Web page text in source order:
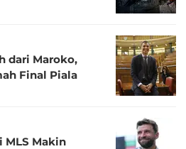
dari Maroko,
Final Piala
MLS Makin